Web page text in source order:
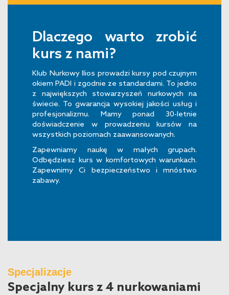
Dlaczego warto zrobić
kurs z nami?
Klub Nurkowy Ilios prowadzi kursy pod czujnym
okiem PADI i zgodnie ze standardami. To jedno
z największych stowarzyszeń nurkowych na
świecie. To gwarancja wysokiej jakości usług i
profesjonalizmu. Mamy ponad 30-letnie
doświadczenie w prowadzeniu kursów na
wszystkich poziomach zaawansowanych.
Zapewniamy naukę w małych grupach.
Odbędziesz kurs w komfortowych warunkach.
Zapewnimy Ci bezpieczeństwo i mnóstwo
zabawy.
Specjalizacje
Specjalny kurs z 4 nurkowaniami